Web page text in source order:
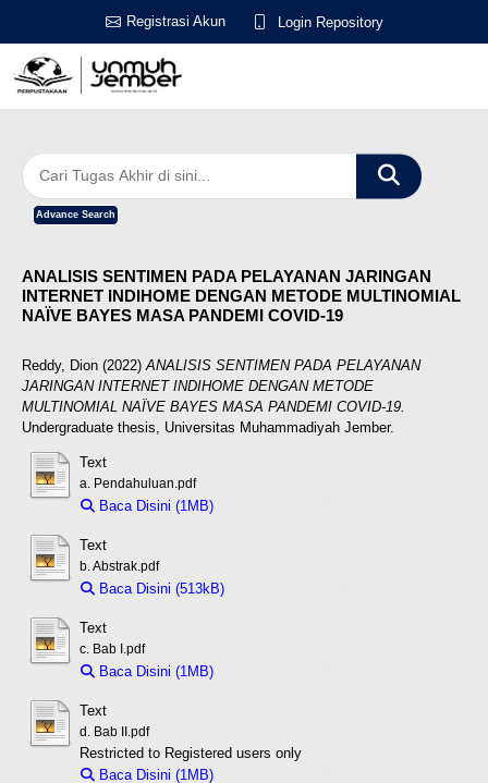
Registrasi Akun Login Repository
Advance Search
ANALISIS SENTIMEN PADA PELAYANAN JARINGAN
INTERNET INDIHOME DENGAN METODE MULTINOMIAL
NAÏVE BAYES MASA PANDEMI COVID-19
Reddy, Dion (2022)ANALISIS SENTIMEN PADA PELAYANAN
JARINGAN INTERNET INDIHOME DENGAN METODE
MULTINOMIAL NAÏVE BAYES MASA PANDEMI COVID-19.
Undergraduate thesis, Universitas Muhammadiyah Jember.
Text
a. Pendahuluan.pdf
Baca Disini (1MB)
Text
b. Abstrak.pdf
Baca Disini (513kB)
Text
c. Bab I.pdf
Baca Disini (1MB)
Text
d. Bab II.pdf
Restricted to Registered users only
Baca Disini (1MB)